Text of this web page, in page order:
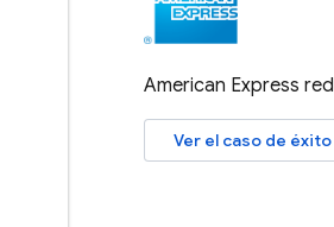
American Express
Ver el caso de